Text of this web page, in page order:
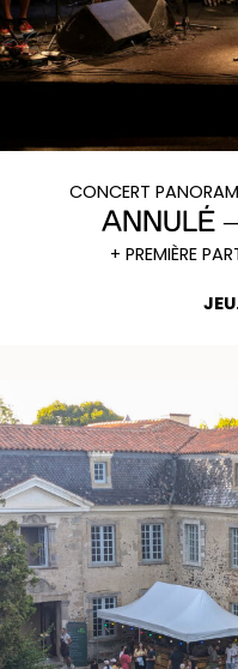
CONCERT
ANNULÉ
+ PREMIÈRE